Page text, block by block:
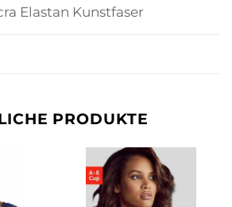
Elastan Kunstfaser
PRODUKTE